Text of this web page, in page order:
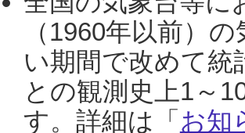
（1960年以前）
い期間で改めて統
との観測史上1～
す。詳細は「 お知